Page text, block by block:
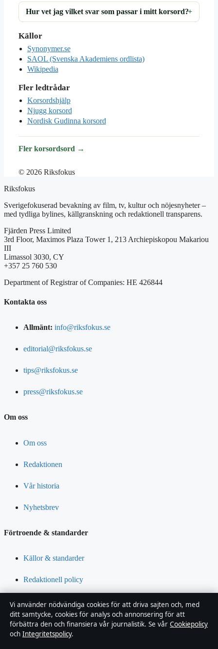
Hur vet jag vilket svar som passar i mitt korsord?
Källor
Synonymer.se
SAOL (Svenska Akademiens ordlista)
Wikipedia
Fler ledtrådar
Korsordshjälp
Njugg korsord
Nordisk Gudinna korsord
Fler korsordsord →
© 2026 Riksfokus
Riksfokus
Sverigefokuserad bevakning av film, tv, kultur och nöjesnyheter –
med tydliga bylines, källgranskning och redaktionell transparens.
Fjärden Press Limited
3rd Floor, Maximos Plaza Tower 1, 213 Archiepiskopou Makariou
III
Limassol 3030, CY
+357 25 760 530
Department of Registrar of Companies: HE 426844
Kontakta oss
Allmänt: info@riksfokus.se
editorial@riksfokus.se
tips@riksfokus.se
press@riksfokus.se
Om oss
Om oss
Redaktionen
Vår historia
Nyhetsbrev
Förtroende & standarder
Källor & standarder
Redaktionell policy
Rättelsepolicy
Tillgänglighetsredogörelse
Vi använder nödvändiga cookies för att driva sajten och, med
ditt samtycke, cookies för analys och annonsering för att
förbättra den och finansiera vår journalistik. Se vår Cookiepolicy
och Integritetspolicy.